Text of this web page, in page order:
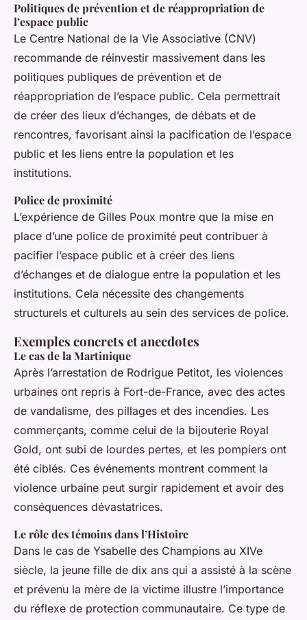
Politiques de prévention et de réappropriation de
l’espace public
Le Centre National de la Vie Associative (CNV)
recommande de réinvestir massivement dans les
politiques publiques de prévention et de
réappropriation de l’espace public. Cela permettrait
de créer des lieux d’échanges, de débats et de
rencontres, favorisant ainsi la pacification de l’espace
public et les liens entre la population et les
institutions.
Police de proximité
L’expérience de Gilles Poux montre que la mise en
place d’une police de proximité peut contribuer à
pacifier l’espace public et à créer des liens
d’échanges et de dialogue entre la population et les
institutions. Cela nécessite des changements
structurels et culturels au sein des services de police.
Exemples concrets et anecdotes
Le cas de la Martinique
Après l’arrestation de Rodrigue Petitot, les violences
urbaines ont repris à Fort-de-France, avec des actes
de vandalisme, des pillages et des incendies. Les
commerçants, comme celui de la bijouterie Royal
Gold, ont subi de lourdes pertes, et les pompiers ont
été ciblés. Ces événements montrent comment la
violence urbaine peut surgir rapidement et avoir des
conséquences dévastatrices.
Le rôle des témoins dans l’Histoire
Dans le cas de Ysabelle des Champions au XIVe
siècle, la jeune fille de dix ans qui a assisté à la scène
et prévenu la mère de la victime illustre l’importance
du réflexe de protection communautaire. Ce type de